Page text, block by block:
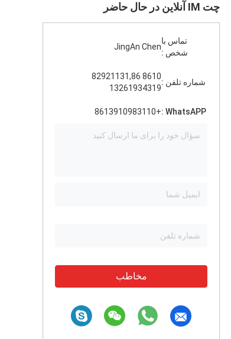
چت IM آنلاین در حال حاضر
تماس با
شخص :
JingAn Chen
شماره تلفن :
8610 82921131,86
13261934319
WhatsAPP :
+8613910983110
مخاطب